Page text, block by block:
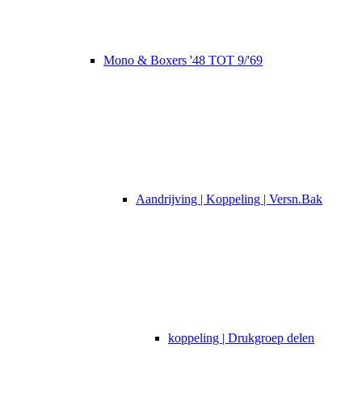
Mono & Boxers '48 TOT 9/'69
Aandrijving | Koppeling | Versn.Bak
koppeling | Drukgroep delen